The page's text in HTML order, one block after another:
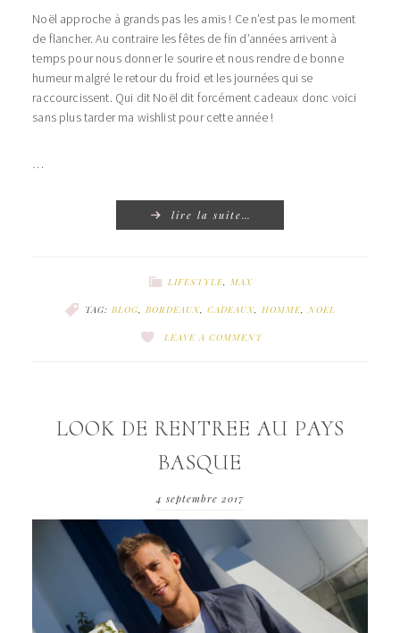
Noël approche à grands pas les amis ! Ce n’est pas le moment
de flancher. Au contraire les fêtes de fin d’années arrivent à
temps pour nous donner le sourire et nous rendre de bonne
humeur malgré le retour du froid et les journées qui se
raccourcissent. Qui dit Noël dit forcément cadeaux donc voici
sans plus tarder ma wishlist pour cette année !
…
lire la suite…
LIFESTYLE MAX
TAG: BLOG BORDEAUX CADEAUX HOMME NOEL
LEAVE A COMMENT
LOOK DE RENTREE AU PAYS
BASQUE
4 septembre 2017